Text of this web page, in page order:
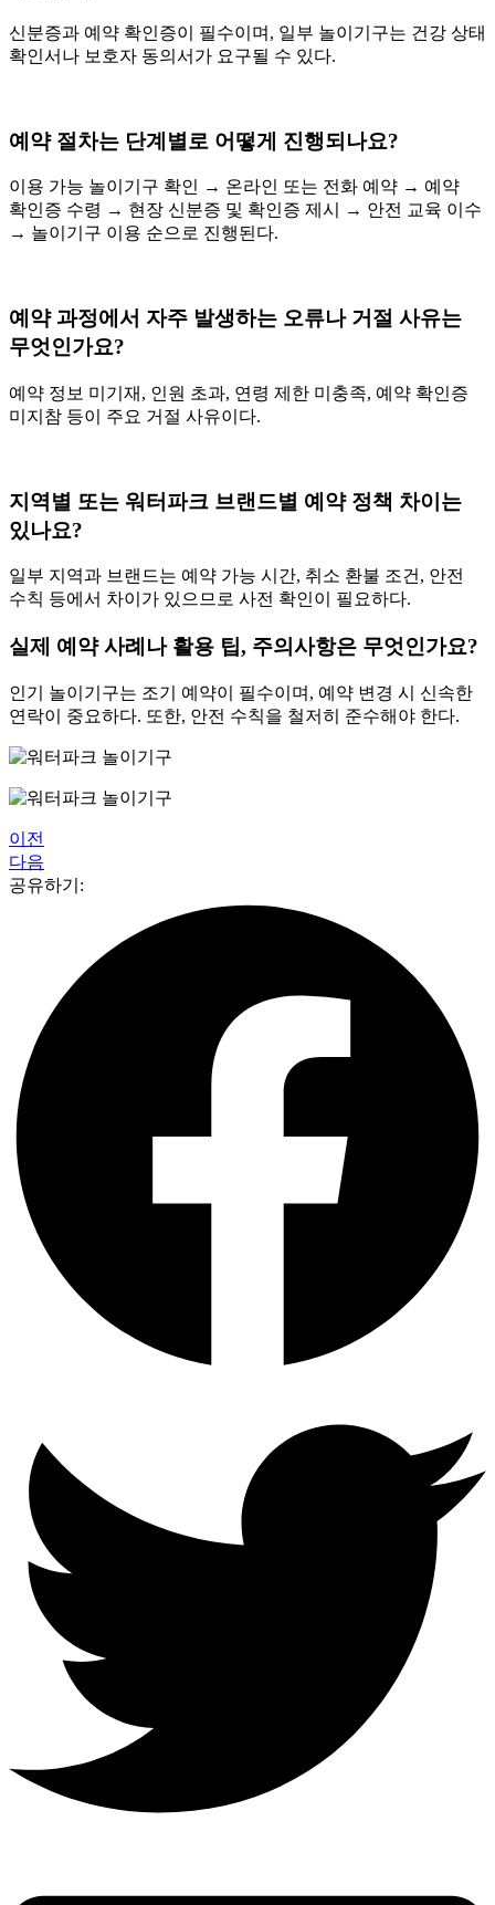
신분증과 예약 확인증이 필수이며, 일부 놀이기구는 건강 상태
확인서나 보호자 동의서가 요구될 수 있다.
예약 절차는 단계별로 어떻게 진행되나요?
이용 가능 놀이기구 확인 → 온라인 또는 전화 예약 → 예약
확인증 수령 → 현장 신분증 및 확인증 제시 → 안전 교육 이수
→ 놀이기구 이용 순으로 진행된다.
예약 과정에서 자주 발생하는 오류나 거절 사유는
무엇인가요?
예약 정보 미기재, 인원 초과, 연령 제한 미충족, 예약 확인증
미지참 등이 주요 거절 사유이다.
지역별 또는 워터파크 브랜드별 예약 정책 차이는
있나요?
일부 지역과 브랜드는 예약 가능 시간, 취소 환불 조건, 안전
수칙 등에서 차이가 있으므로 사전 확인이 필요하다.
실제 예약 사례나 활용 팁, 주의사항은 무엇인가요?
인기 놀이기구는 조기 예약이 필수이며, 예약 변경 시 신속한
연락이 중요하다. 또한, 안전 수칙을 철저히 준수해야 한다.
이전
다음
공유하기: